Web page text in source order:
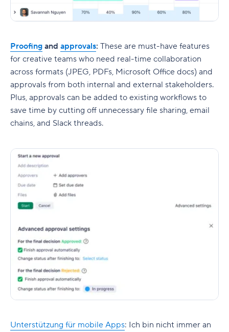
Proofing and approvals: These are must-have features
for creative teams who need real-time collaboration
across formats (JPEG, PDFs, Microsoft Office docs) and
approvals from both internal and external stakeholders.
Plus, approvals can be added to existing workflows to
save time by cutting off unnecessary file sharing, email
chains, and Slack threads.
Unterstützung für mobile Apps: Ich bin nicht immer an